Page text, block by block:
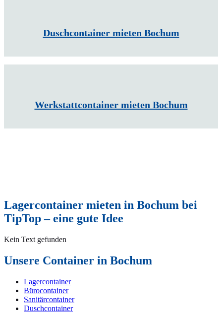
Duschcontainer mieten Bochum
Werkstattcontainer mieten Bochum
Lagercontainer mieten in Bochum bei
TipTop – eine gute Idee
Kein Text gefunden
Unsere Container in Bochum
Lagercontainer
Bürocontainer
Sanitärcontainer
Duschcontainer